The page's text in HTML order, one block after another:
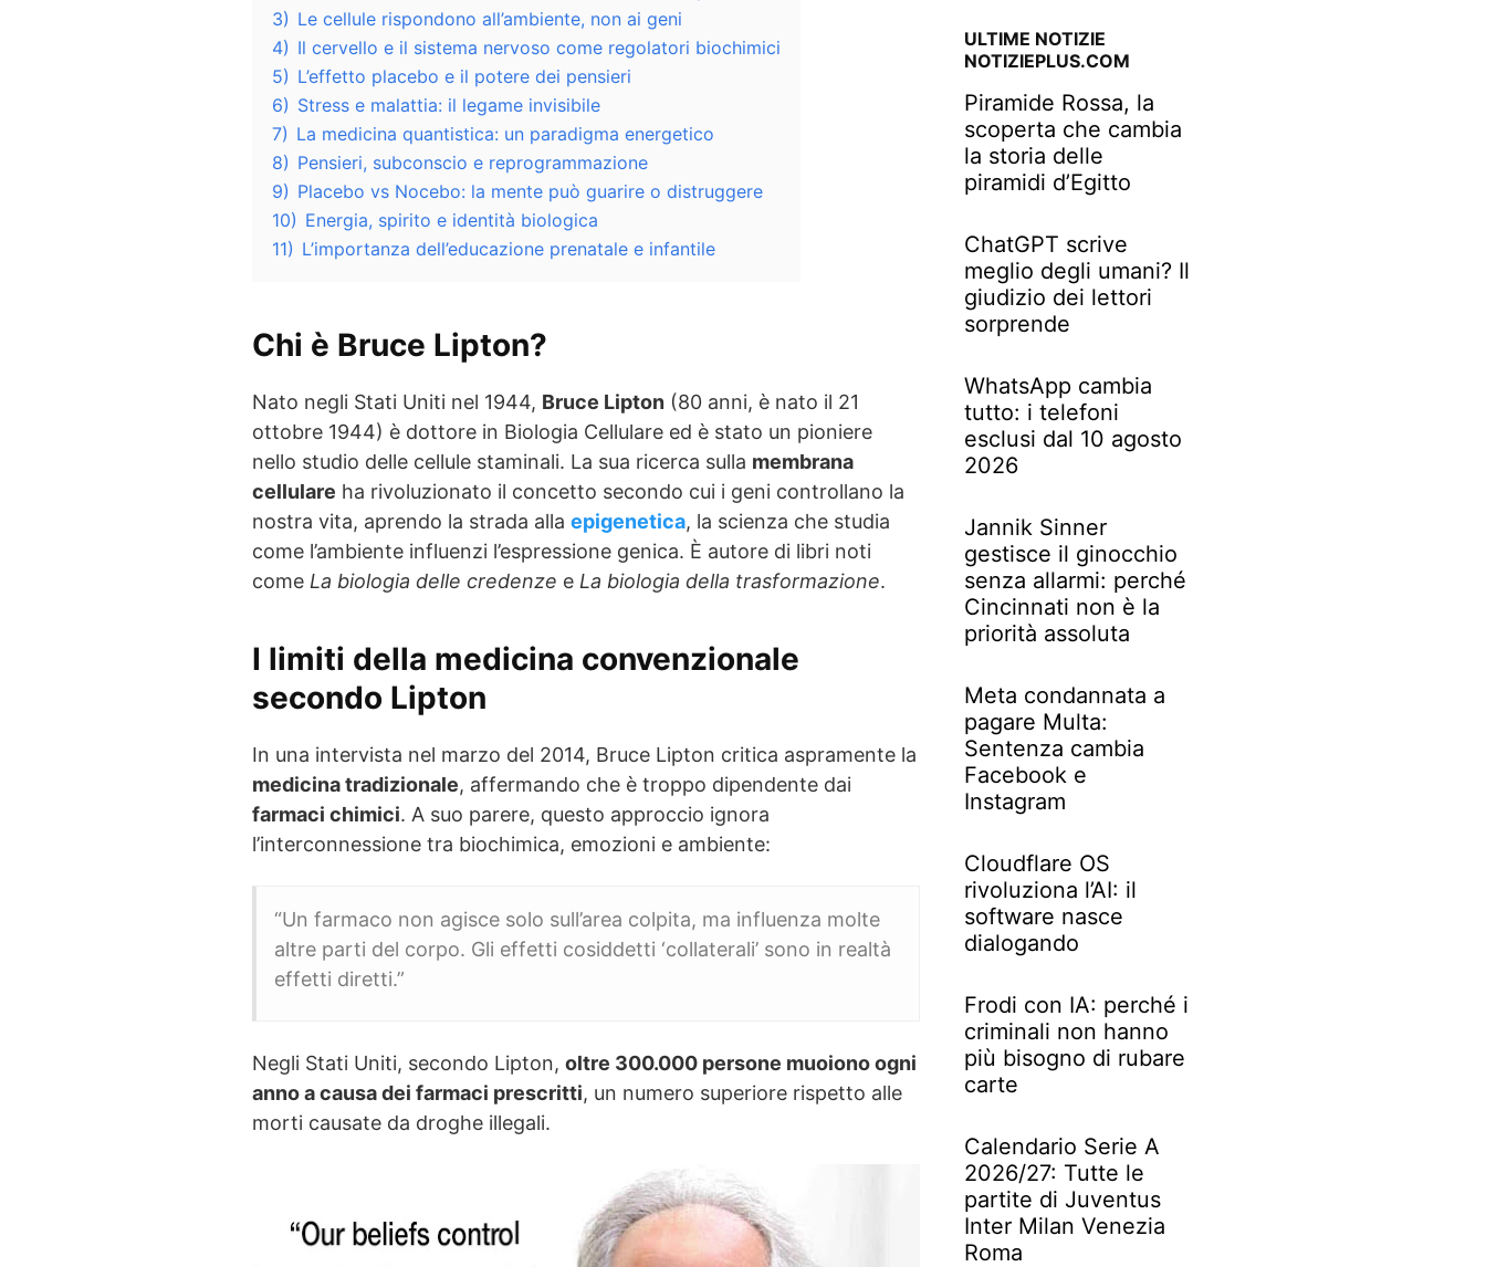
3) Le cellule rispondono all’ambiente, non ai geni
4) Il cervello e il sistema nervoso come regolatori biochimici
5) L’effetto placebo e il potere dei pensieri
6) Stress e malattia: il legame invisibile
7) La medicina quantistica: un paradigma energetico
8) Pensieri, subconscio e reprogrammazione
9) Placebo vs Nocebo: la mente può guarire o distruggere
10) Energia, spirito e identità biologica
11) L’importanza dell’educazione prenatale e infantile
Chi è Bruce Lipton?
Nato negli Stati Uniti nel 1944, Bruce Lipton (80 anni, è nato il 21
ottobre 1944) è dottore in Biologia Cellulare ed è stato un pioniere
nello studio delle cellule staminali. La sua ricerca sulla membrana
cellulare ha rivoluzionato il concetto secondo cui i geni controllano la
nostra vita, aprendo la strada alla epigenetica, la scienza che studia
come l’ambiente influenzi l’espressione genica. È autore di libri noti
come La biologia delle credenze e La biologia della trasformazione.
I limiti della medicina convenzionale
secondo Lipton
In una intervista nel marzo del 2014, Bruce Lipton critica aspramente la
medicina tradizionale, affermando che è troppo dipendente dai
farmaci chimici. A suo parere, questo approccio ignora
l’interconnessione tra biochimica, emozioni e ambiente:
“Un farmaco non agisce solo sull’area colpita, ma influenza molte
altre parti del corpo. Gli effetti cosiddetti ‘collaterali’ sono in realtà
effetti diretti.”
Negli Stati Uniti, secondo Lipton, oltre 300.000 persone muoiono ogni
anno a causa dei farmaci prescritti, un numero superiore rispetto alle
morti causate da droghe illegali.
ULTIME NOTIZIE
NOTIZIEPLUS.COM
Piramide Rossa, la
scoperta che cambia
la storia delle
piramidi d’Egitto
ChatGPT scrive
meglio degli umani? Il
giudizio dei lettori
sorprende
WhatsApp cambia
tutto: i telefoni
esclusi dal 10 agosto
2026
Jannik Sinner
gestisce il ginocchio
senza allarmi: perché
Cincinnati non è la
priorità assoluta
Meta condannata a
pagare Multa:
Sentenza cambia
Facebook e
Instagram
Cloudflare OS
rivoluziona l’AI: il
software nasce
dialogando
Frodi con IA: perché i
criminali non hanno
più bisogno di rubare
carte
Calendario Serie A
2026/27: Tutte le
partite di Juventus
Inter Milan Venezia
Roma